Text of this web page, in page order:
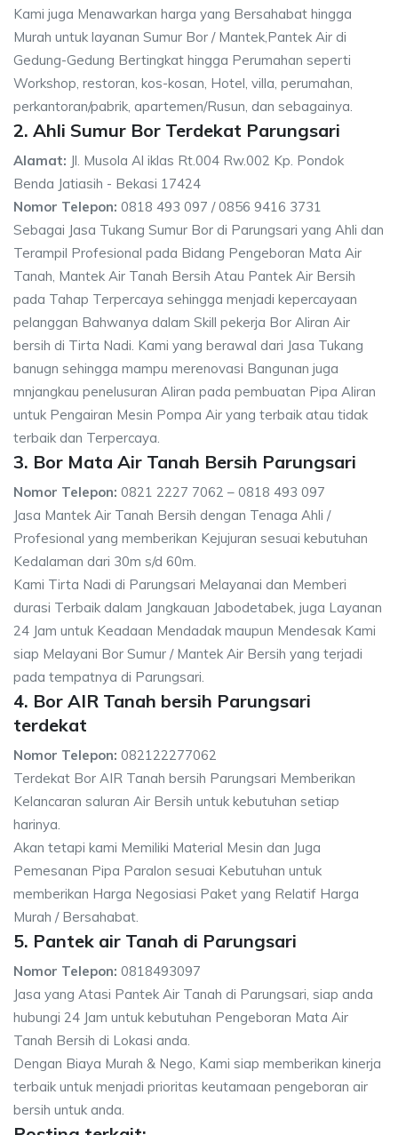
Kami juga Menawarkan harga yang Bersahabat hingga
Murah untuk layanan Sumur Bor / Mantek,Pantek Air di
Gedung-Gedung Bertingkat hingga Perumahan seperti
Workshop, restoran, kos-kosan, Hotel, villa, perumahan,
perkantoran/pabrik, apartemen/Rusun, dan sebagainya.
2. Ahli Sumur Bor Terdekat Parungsari
Alamat: Jl. Musola Al iklas Rt.004 Rw.002 Kp. Pondok
Benda Jatiasih - Bekasi 17424
Nomor Telepon: 0818 493 097 / 0856 9416 3731
Sebagai Jasa Tukang Sumur Bor di Parungsari yang Ahli dan
Terampil Profesional pada Bidang Pengeboran Mata Air
Tanah, Mantek Air Tanah Bersih Atau Pantek Air Bersih
pada Tahap Terpercaya sehingga menjadi kepercayaan
pelanggan Bahwanya dalam Skill pekerja Bor Aliran Air
bersih di Tirta Nadi. Kami yang berawal dari Jasa Tukang
banugn sehingga mampu merenovasi Bangunan juga
mnjangkau penelusuran Aliran pada pembuatan Pipa Aliran
untuk Pengairan Mesin Pompa Air yang terbaik atau tidak
terbaik dan Terpercaya.
3. Bor Mata Air Tanah Bersih Parungsari
Nomor Telepon: 0821 2227 7062 – 0818 493 097
Jasa Mantek Air Tanah Bersih dengan Tenaga Ahli /
Profesional yang memberikan Kejujuran sesuai kebutuhan
Kedalaman dari 30m s/d 60m.
Kami Tirta Nadi di Parungsari Melayanai dan Memberi
durasi Terbaik dalam Jangkauan Jabodetabek, juga Layanan
24 Jam untuk Keadaan Mendadak maupun Mendesak Kami
siap Melayani Bor Sumur / Mantek Air Bersih yang terjadi
pada tempatnya di Parungsari.
4. Bor AIR Tanah bersih Parungsari
terdekat
Nomor Telepon: 082122277062
Terdekat Bor AIR Tanah bersih Parungsari Memberikan
Kelancaran saluran Air Bersih untuk kebutuhan setiap
harinya.
Akan tetapi kami Memiliki Material Mesin dan Juga
Pemesanan Pipa Paralon sesuai Kebutuhan untuk
memberikan Harga Negosiasi Paket yang Relatif Harga
Murah / Bersahabat.
5. Pantek air Tanah di Parungsari
Nomor Telepon: 0818493097
Jasa yang Atasi Pantek Air Tanah di Parungsari, siap anda
hubungi 24 Jam untuk kebutuhan Pengeboran Mata Air
Tanah Bersih di Lokasi anda.
Dengan Biaya Murah & Nego, Kami siap memberikan kinerja
terbaik untuk menjadi prioritas keutamaan pengeboran air
bersih untuk anda.